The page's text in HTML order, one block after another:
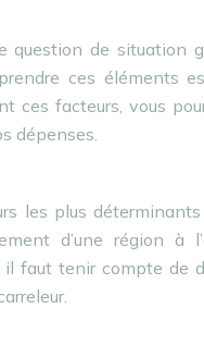
de situation
ces éléments
ces facteurs, vous
dépenses.
les plus
d’une région à
faut tenir compte de